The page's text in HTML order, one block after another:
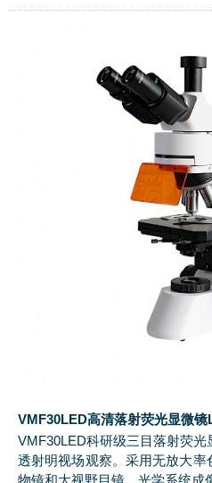
VMF30LED高清落射荧光显微镜
VMF30LED科研级三目落射荧
透射明视场观察。采用无放大
物镜和大视野目镜，光学系统成